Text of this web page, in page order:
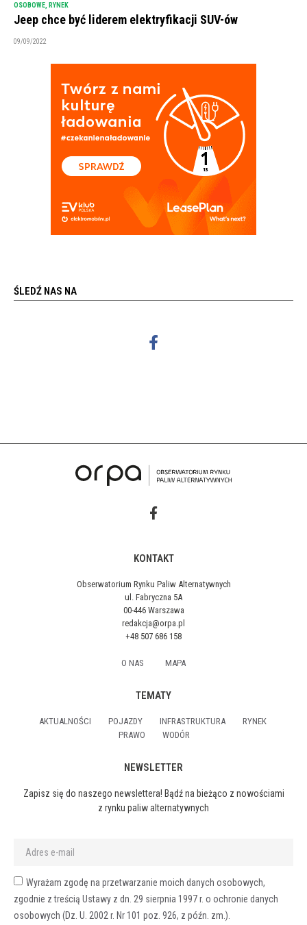
OSOBOWE RYNEK
Jeep chce być liderem elektryfikacji SUV-ów
09/09/2022
ŚLEDŹ NAS NA
KONTAKT
Obserwatorium Rynku Paliw Alternatywnych
ul. Fabryczna 5A
00-446 Warszawa
redakcja@orpa.pl
+48 507 686 158
O NAS MAPA
TEMATY
AKTUALNOŚCI POJAZDY INFRASTRUKTURA
RYNEK
PRAWO
WODÓR
NEWSLETTER
Zapisz się do naszego newslettera! Bądź na bieżąco z nowościami
z rynku paliw alternatywnych
Wyrażam zgodę na przetwarzanie moich danych osobowych,
zgodnie z treścią Ustawy z dn. 29 sierpnia 1997 r. o ochronie danych
osobowych (Dz. U. 2002 r. Nr 101 poz. 926, z późn. zm.).